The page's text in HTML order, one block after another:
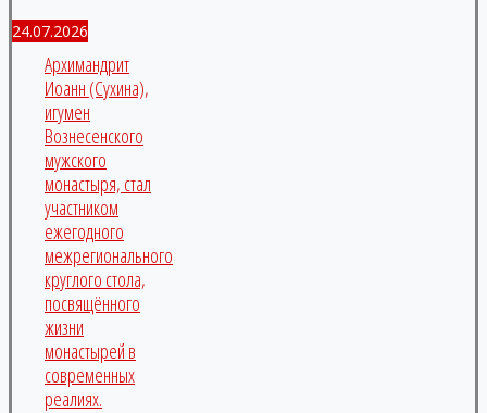
24.07.2026
Архимандрит
Иоанн (Сухина),
игумен
Вознесенского
мужского
монастыря, стал
участником
ежегодного
межрегионального
круглого стола,
посвящённого
жизни
монастырей в
современных
реалиях.